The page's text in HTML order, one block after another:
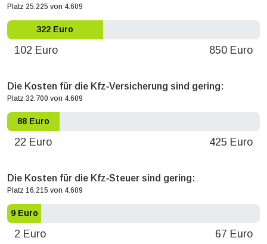
Platz 25.225 von 4.609
322 Euro
102 Euro 850 Euro
Die Kosten für die Kfz‐Versicherung sind gering:
Platz 32.700 von 4.609
88 Euro
22 Euro 425 Euro
Die Kosten für die Kfz‐Steuer sind gering:
Platz 16.215 von 4.609
9 Euro
2 Euro 67 Euro